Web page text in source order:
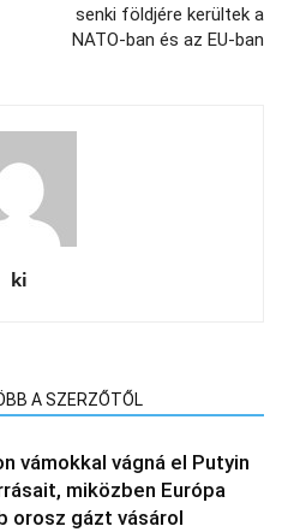
senki földjére kerültek a
NATO-ban és az EU-ban
ki
A SZERZŐTŐL
vámokkal vágná el Putyin
miközben Európa
orosz gázt vásárol